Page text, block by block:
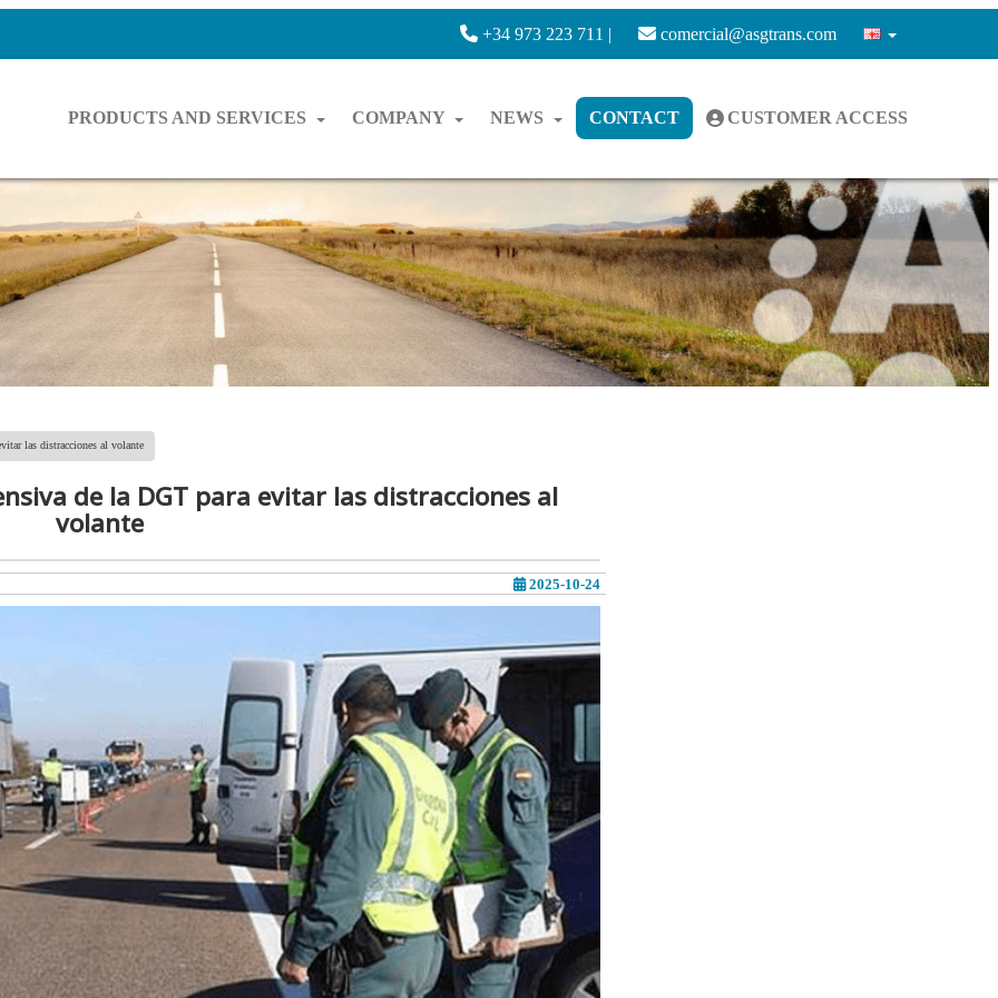
+34 973 223 711 | comercial@asgtrans.com
PRODUCTS AND SERVICES COMPANY NEWS CONTACT CUSTOMER ACCESS
las distracciones al volante
de la DGT para evitar las distracciones al
volante
2025-10-24